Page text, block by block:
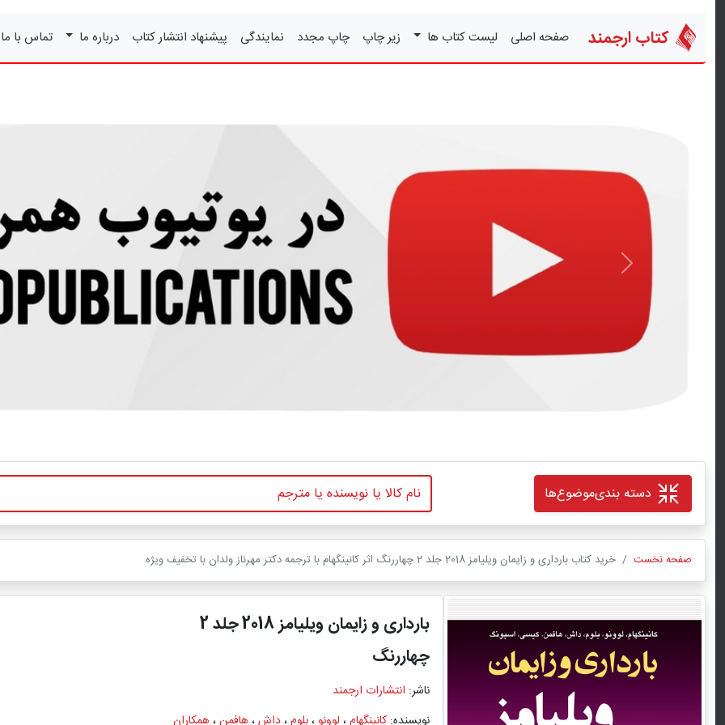
کتاب ارجمند صفحه اصلی لیست کتاب ها زیر چاپ چاپ مجدد نمایندگی پیشنهاد انتشار کتاب درباره ما تماس با
قبلی
دسته بندیموضوع‌ها
صفحه نخست خرید کتاب بارداری و زایمان ویلیامز 2018 جلد 2 چهاررنگ اثر کانینگهام با ترجمه دکتر مهرناز ولدان با تخفیف ویژه
بارداری و زایمان ویلیامز 2018 جلد 2
چهاررنگ
ناشر: انتشارات ارجمند
نویسنده: کانینگهام، لوونو ،بلوم،داش،هافمن،همکاران